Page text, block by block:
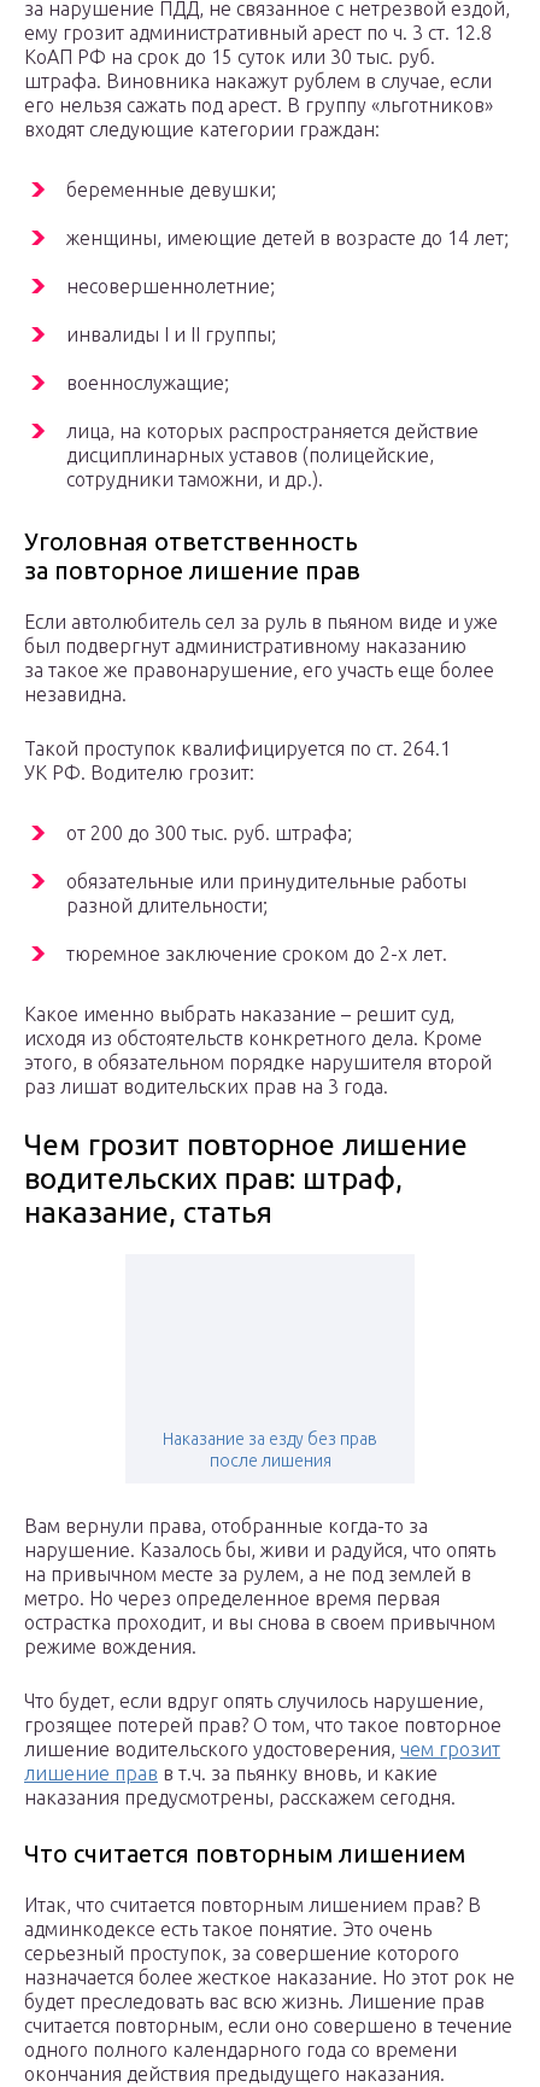
за нарушение ПДД, не связанное с нетрезвой ездой,
ему грозит административный арест по ч. 3 ст. 12.8
КоАП РФ на срок до 15 суток или 30 тыс. руб.
штрафа. Виновника накажут рублем в случае, если
его нельзя сажать под арест. В группу «льготников»
входят следующие категории граждан:
беременные девушки;
женщины, имеющие детей в возрасте до 14 лет;
несовершеннолетние;
инвалиды I и II группы;
военнослужащие;
лица, на которых распространяется действие
дисциплинарных уставов (полицейские,
сотрудники таможни, и др.).
Уголовная ответственность
за повторное лишение прав
Если автолюбитель сел за руль в пьяном виде и уже
был подвергнут административному наказанию
за такое же правонарушение, его участь еще более
незавидна.
Такой проступок квалифицируется по ст. 264.1
УК РФ. Водителю грозит:
от 200 до 300 тыс. руб. штрафа;
обязательные или принудительные работы
разной длительности;
тюремное заключение сроком до 2-х лет.
Какое именно выбрать наказание – решит суд,
исходя из обстоятельств конкретного дела. Кроме
этого, в обязательном порядке нарушителя второй
раз лишат водительских прав на 3 года.
Чем грозит повторное лишение
водительских прав: штраф,
наказание, статья
Наказание за езду без прав
после лишения
Вам вернули права, отобранные когда-то за
нарушение. Казалось бы, живи и радуйся, что опять
на привычном месте за рулем, а не под землей в
метро. Но через определенное время первая
острастка проходит, и вы снова в своем привычном
режиме вождения.
Что будет, если вдруг опять случилось нарушение,
грозящее потерей прав? О том, что такое повторное
лишение водительского удостоверения, чем грозит
лишение прав в т.ч. за пьянку вновь, и какие
наказания предусмотрены, расскажем сегодня.
Что считается повторным лишением
Итак, что считается повторным лишением прав? В
админкодексе есть такое понятие. Это очень
серьезный проступок, за совершение которого
назначается более жесткое наказание. Но этот рок не
будет преследовать вас всю жизнь. Лишение прав
считается повторным, если оно совершено в течение
одного полного календарного года со времени
окончания действия предыдущего наказания.